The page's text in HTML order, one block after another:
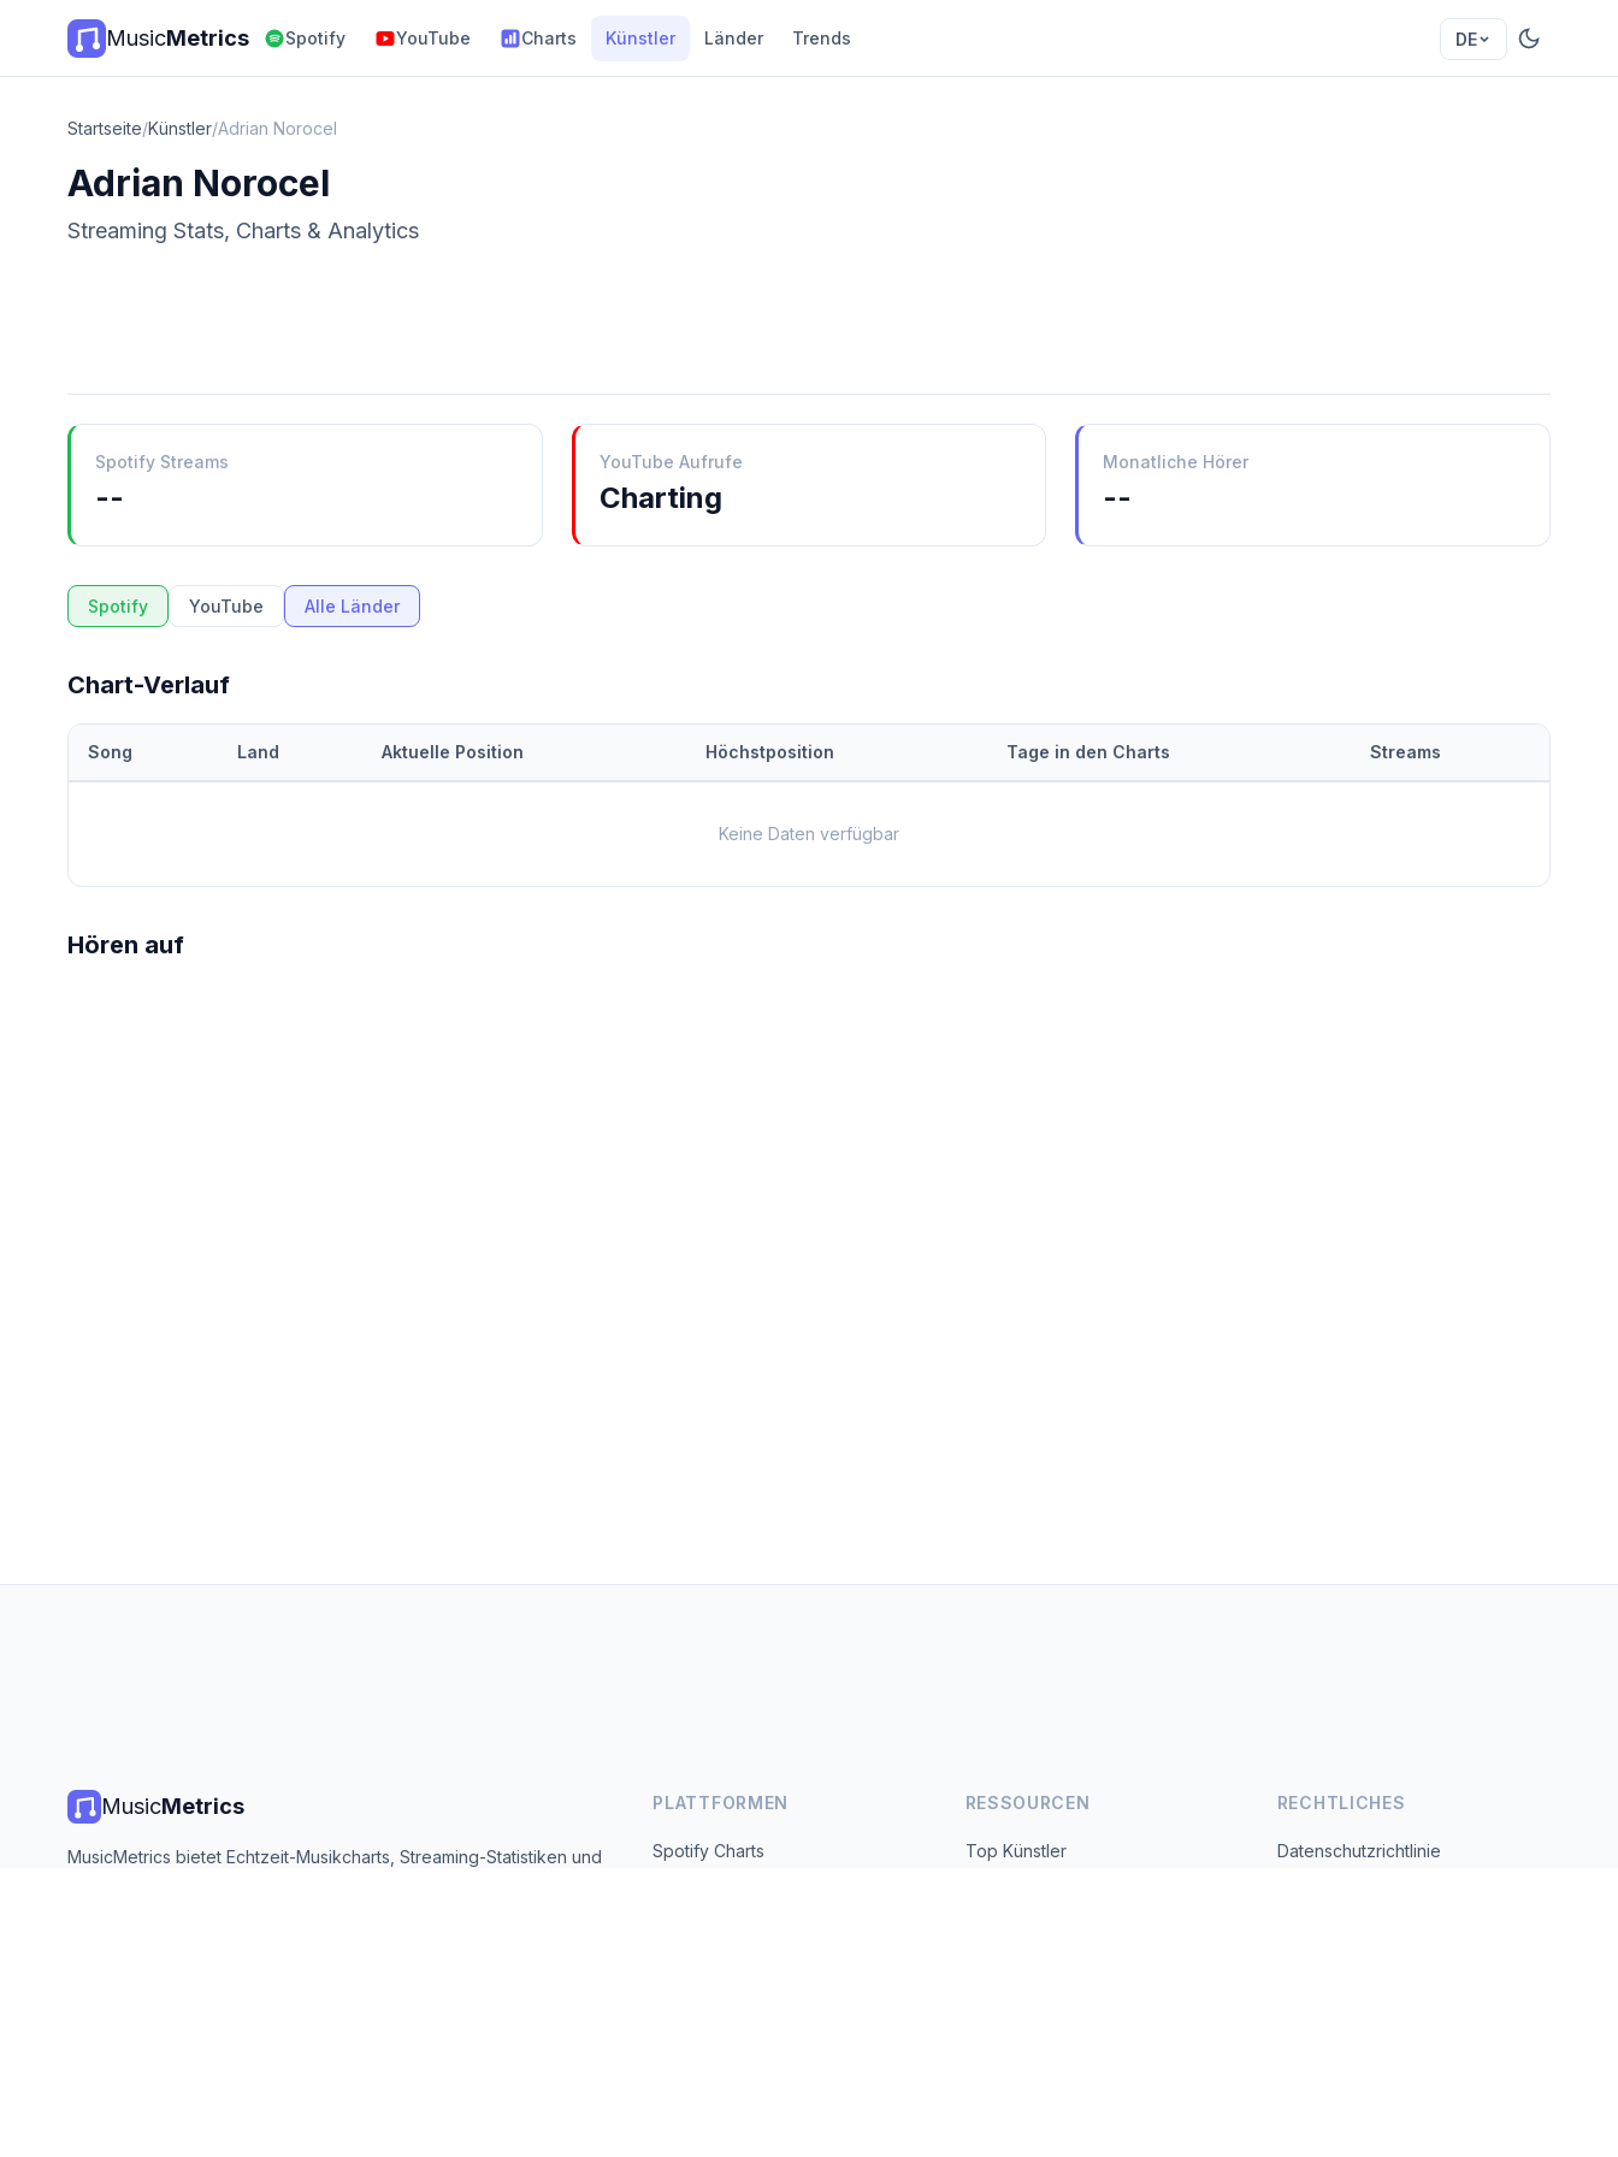
MusicMetrics Spotify YouTube Charts Künstler Länder Trends DE
Startseite/Künstler/Adrian Norocel
Adrian Norocel
Streaming Stats, Charts & Analytics
Spotify Streams
--
YouTube Aufrufe
Charting
Monatliche Hörer
--
Spotify YouTube Alle Länder
Chart-Verlauf
Song Land Aktuelle Position Höchstposition Tage in den Charts Streams
Keine Daten verfügbar
Hören auf
MusicMetrics
MusicMetrics bietet Echtzeit-Musikcharts, Streaming-Statistiken und
PLATTFORMEN
Spotify Charts
RESSOURCEN
Top Künstler
RECHTLICHES
Datenschutzrichtlinie